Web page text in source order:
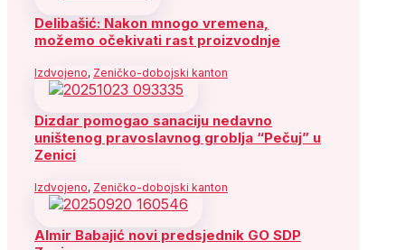
Delibašić: Nakon mnogo vremena,
možemo očekivati rast proizvodnje
Izdvojeno, Zeničko-dobojski kanton
Dizdar pomogao sanaciju nedavno
uništenog pravoslavnog groblja “Pečuj” u
Zenici
Izdvojeno, Zeničko-dobojski kanton
Almir Babajić novi predsjednik GO SDP